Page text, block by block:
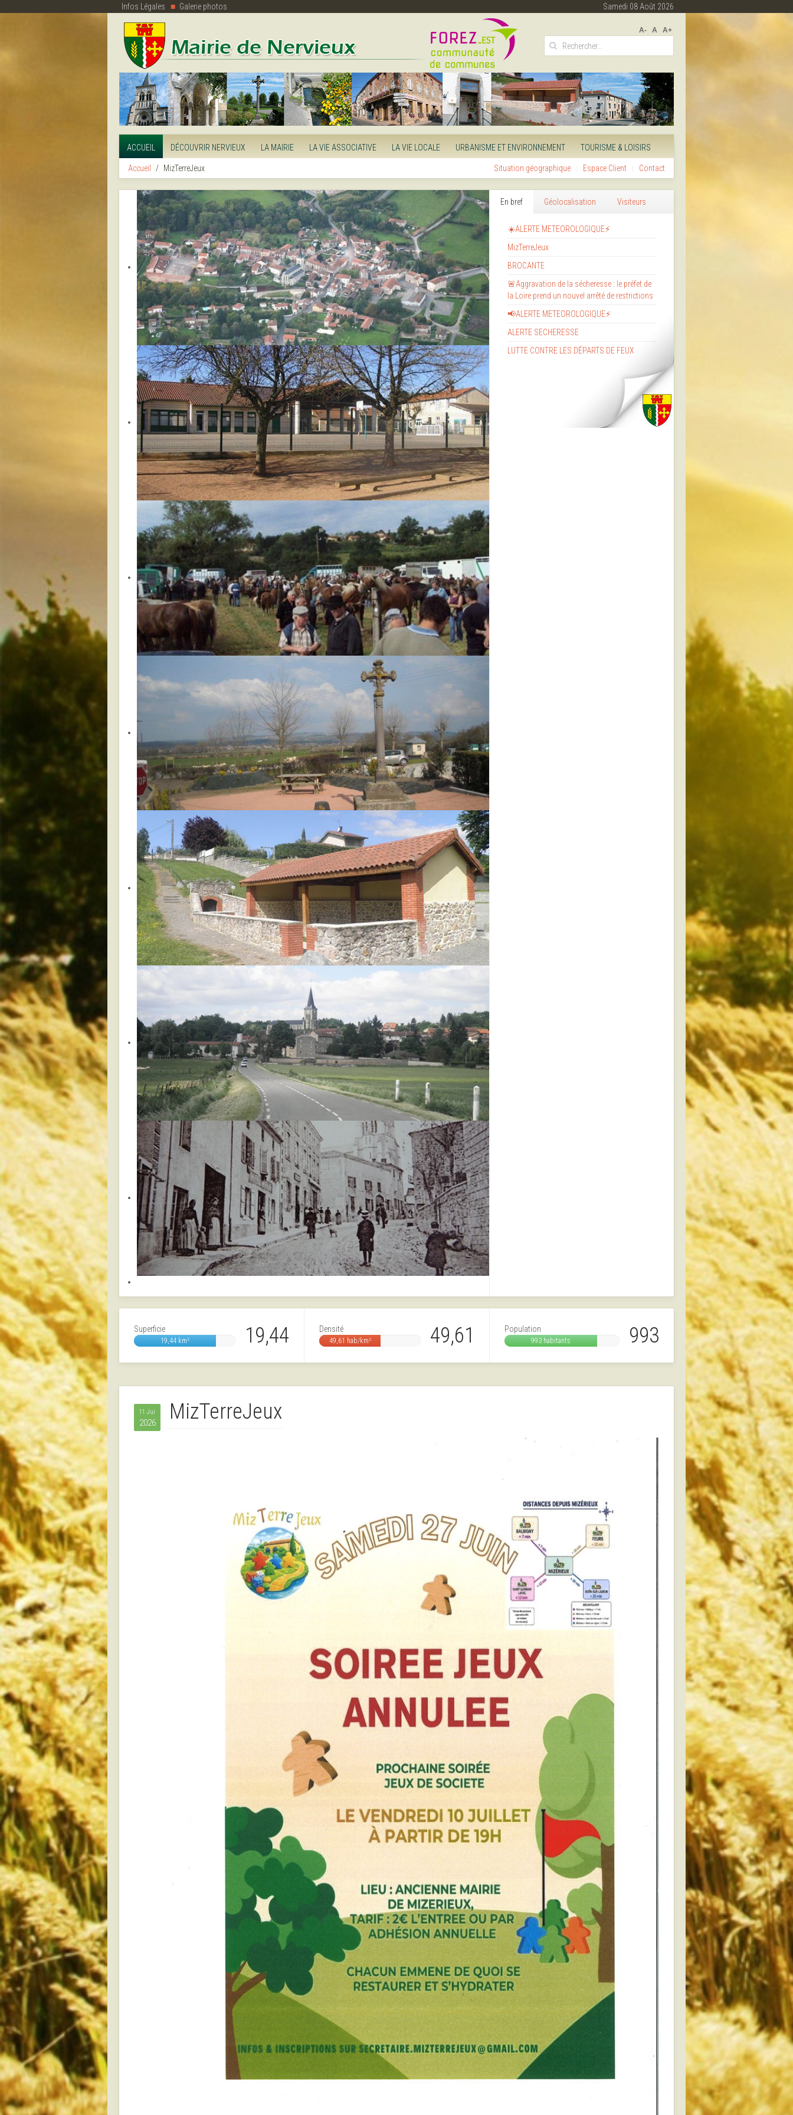
Infos Légales Galerie photos Samedi 08 Août 2026
A- A A+
ACCUEIL DÉCOUVRIR NERVIEUX LA MAIRIE LA VIE ASSOCIATIVE LA VIE LOCALE URBANISME ET ENVIRONNEMENT TOURISME & LOISIRS
Accueil MizTerreJeux Situation géographique Espace Client Contact
En bref Géolocalisation Visiteurs
☀️ALERTE METEOROLOGIQUE⚡
MizTerreJeux
BROCANTE
🚨Aggravation de la sécheresse : le préfet de
la Loire prend un nouvel arrêté de restrictions
📢ALERTE METEOROLOGIQUE⚡
ALERTE SECHERESSE
LUTTE CONTRE LES DÉPARTS DE FEUX
19,44
Superficie
19,44 km² 49,61
Densité
49,61 hab/km² 993
Population
993 habitants
11 Jui
2026 MizTerreJeux